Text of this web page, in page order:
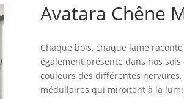
Avatara Chêne
Chaque bois, chaque lame
également présente dans nos
couleurs des différentes
médullaires qui miroitent à la